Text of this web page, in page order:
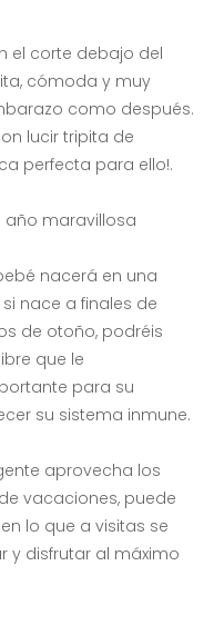
el corte debajo del
cómoda y muy
como después.
lucir tripita de
perfecta para ello!.
año maravillosa
nacerá en una
nace a finales de
de otoño, podréis
que le
para su
su sistema inmune.
aprovecha los
vacaciones, puede
lo que a visitas se
y disfrutar al máximo